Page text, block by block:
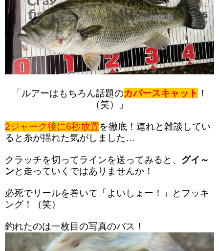
「ルアーはもちろん話題のカバースキャット ！
（笑）」
2ジャーク後に6秒放置を徹底！連れと雑談してい
ると糸が揺れた気がしました…
クラッチを切ってラインを送ってみると、 グイ～
ンと走っていくではありませんか！
必死でリールを巻いて「よいしょー！」とフッキ
ング！（笑）
釣れたのは一枚目の写真のバス！